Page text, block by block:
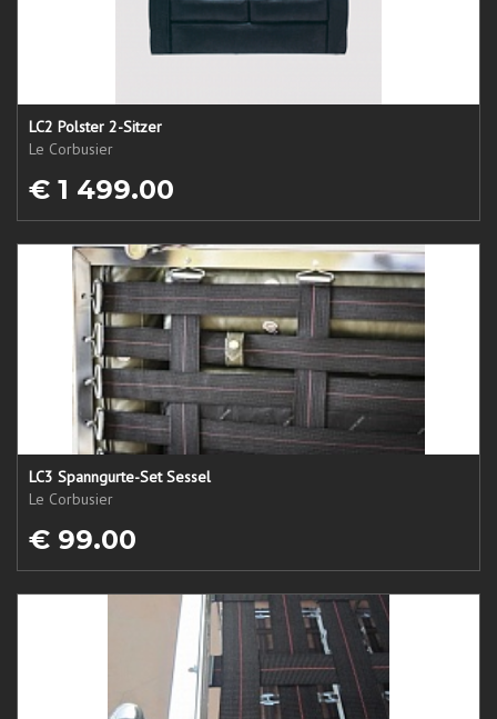
LC2 Polster 2-Sitzer
Le Corbusier
€ 1 499.00
LC3 Spanngurte-Set Sessel
Le Corbusier
€ 99.00